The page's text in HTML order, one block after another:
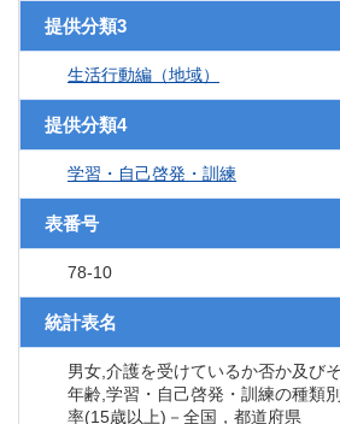
提供分類3
生活行動編（地域）
提供分類4
学習・自己啓発・訓練
表番号
78-10
統計表名
男女,介護を受けているか否か及び
年齢,学習・自己啓発・訓練の種類
率(15歳以上)－全国，都道府県